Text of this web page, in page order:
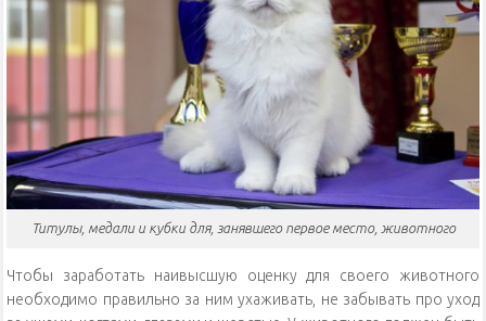
Титулы, медали и кубки для, занявшего первое место, животного
Чтобы заработать наивысшую оценку для своего животного
необходимо правильно за ним ухаживать, не забывать про уход